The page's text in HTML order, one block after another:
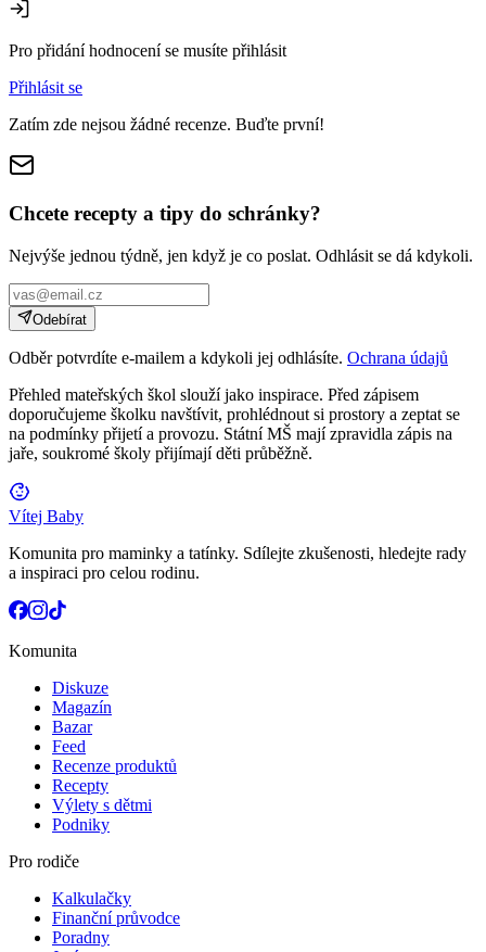
Pro přidání hodnocení se musíte přihlásit
Přihlásit se
Zatím zde nejsou žádné recenze. Buďte první!
Chcete recepty a tipy do schránky?
Nejvýše jednou týdně, jen když je co poslat. Odhlásit se dá kdykoli.
Odebírat
Odběr potvrdíte e-mailem a kdykoli jej odhlásíte. Ochrana údajů
Přehled mateřských škol slouží jako inspirace. Před zápisem
doporučujeme školku navštívit, prohlédnout si prostory a zeptat se
na podmínky přijetí a provozu. Státní MŠ mají zpravidla zápis na
jaře, soukromé školy přijímají děti průběžně.
Vítej Baby
Komunita pro maminky a tatínky. Sdílejte zkušenosti, hledejte rady
a inspiraci pro celou rodinu.
Komunita
Diskuze
Magazín
Bazar
Feed
Recenze produktů
Recepty
Výlety s dětmi
Podniky
Pro rodiče
Kalkulačky
Finanční průvodce
Poradny